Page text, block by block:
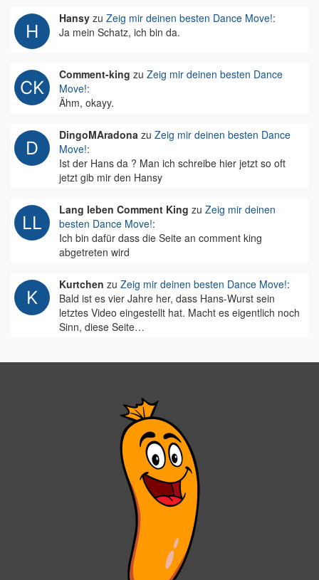
Hansy zu Zeig mir deinen besten Dance Move!:
Ja mein Schatz, ich bin da.
Comment-king zu Zeig mir deinen besten Dance
Move!:
Ähm, okayy.
DingoMAradona zu Zeig mir deinen besten Dance
Move!:
Ist der Hans da ? Man ich schreibe hier jetzt so oft
jetzt gib mir den Hansy
Lang leben Comment King zu Zeig mir deinen
besten Dance Move!:
Ich bin dafür dass die Seite an comment king
abgetreten wird
Kurtchen zu Zeig mir deinen besten Dance Move!:
Bald ist es vier Jahre her, dass Hans-Wurst sein
letztes Video eingestellt hat. Macht es eigentlich noch
Sinn, diese Seite…